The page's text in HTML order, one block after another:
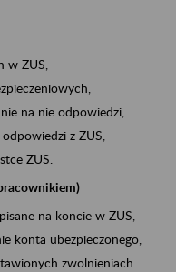
w ZUS,
na nie odpowiedzi,
z ZUS,
ZUS.
na koncie w ZUS,
konta ubezpieczonego,
zwolnieniach